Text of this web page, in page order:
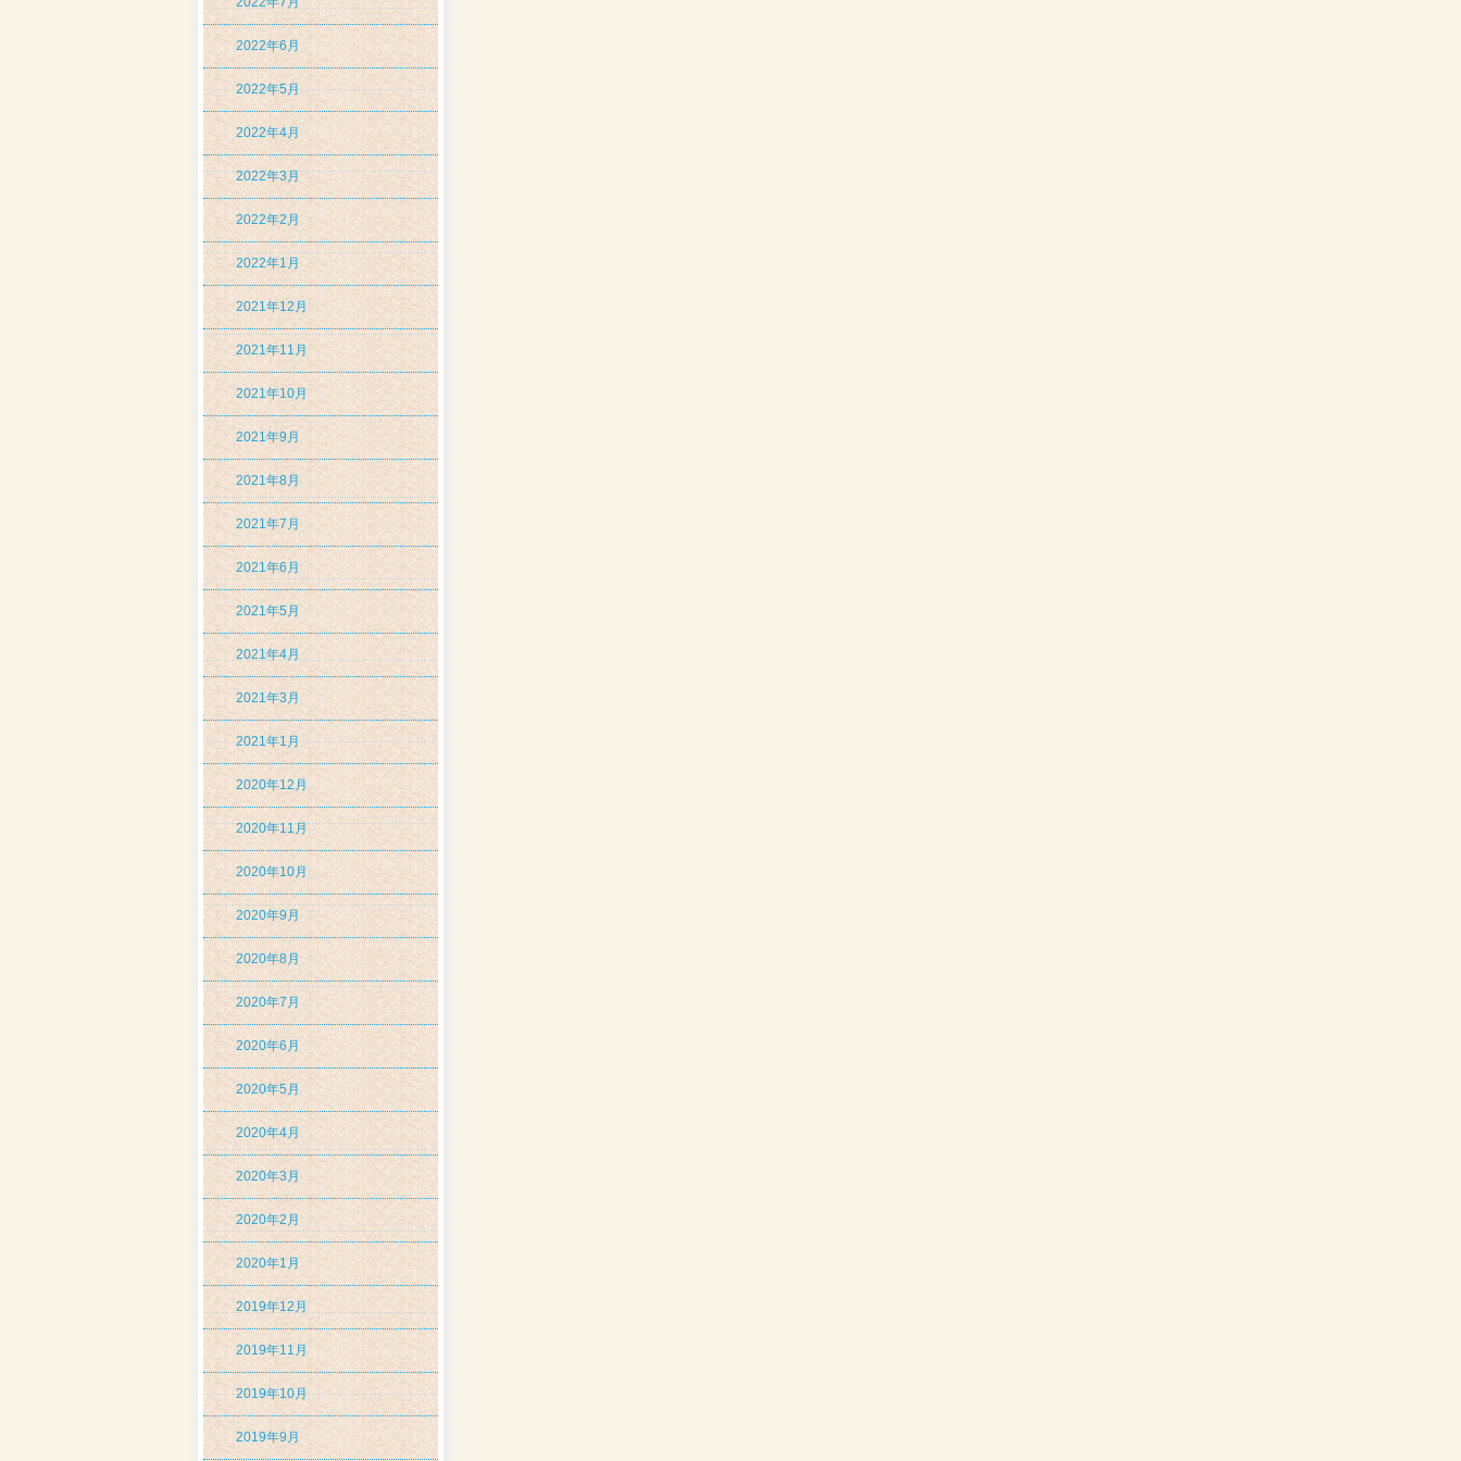
2022年6月
2022年5月
2022年4月
2022年3月
2022年2月
2022年1月
2021年12月
2021年11月
2021年10月
2021年9月
2021年8月
2021年7月
2021年6月
2021年5月
2021年4月
2021年3月
2021年1月
2020年12月
2020年11月
2020年10月
2020年9月
2020年8月
2020年7月
2020年6月
2020年5月
2020年4月
2020年3月
2020年2月
2020年1月
2019年12月
2019年11月
2019年10月
2019年9月